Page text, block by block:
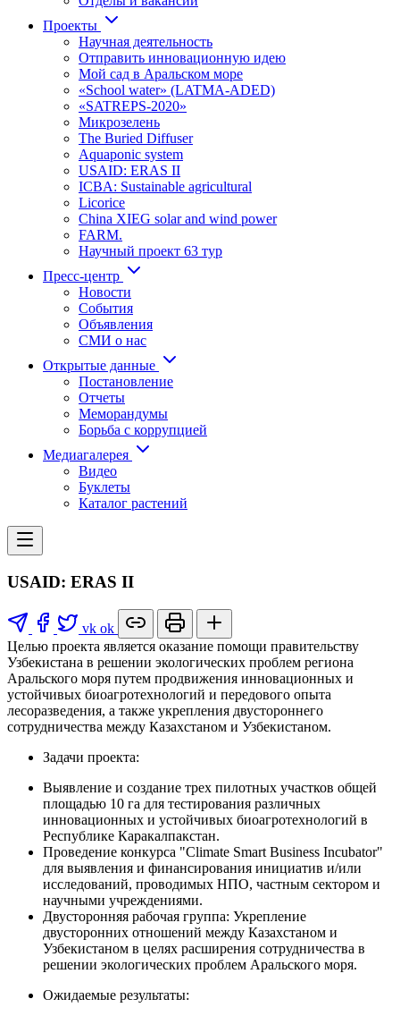
Проекты
Научная деятельность
Отправить инновационную идею
Мой сад в Аральском море
«School water» (LATMA-ADED)
«SATREPS-2020»
Микрозелень
The Buried Diffuser
Aquaponic system
USAID: ERAS II
ICBA: Sustainable agricultural
Licorice
China XIEG solar and wind power
FARM.
Научный проект 63 тур
Пресс-центр
Новости
События
Объявления
СМИ о нас
Открытые данные
Постановление
Отчеты
Меморандумы
Борьба с коррупцией
Медиагалерея
Видео
Буклеты
Каталог растений
USAID: ERAS II
vk ok
Целью проекта является оказание помощи правительству
Узбекистана в решении экологических проблем региона
Аральского моря путем продвижения инновационных и
устойчивых биоагротехнологий и передового опыта
лесоразведения, а также укрепления двустороннего
сотрудничества между Казахстаном и Узбекистаном.
Задачи проекта:
Выявление и создание трех пилотных участков общей
площадью 10 га для тестирования различных
инновационных и устойчивых биоагротехнологий в
Республике Каракалпакстан.
Проведение конкурса "Climate Smart Business Incubator"
для выявления и финансирования инициатив и/или
исследований, проводимых НПО, частным сектором и
научными учреждениями.
Двусторонняя рабочая группа: Укрепление
двусторонних отношений между Казахстаном и
Узбекистаном в целях расширения сотрудничества в
решении экологических проблем Аральского моря.
Ожидаемые результаты: